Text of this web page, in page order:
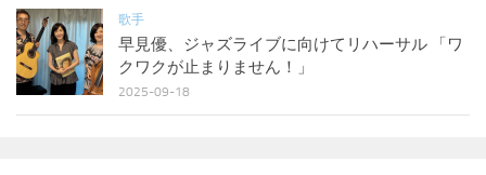
歌手
早見優、ジャズライブに向けてリハーサル 「ワ
クワクが止まりません！」
2025-09-18